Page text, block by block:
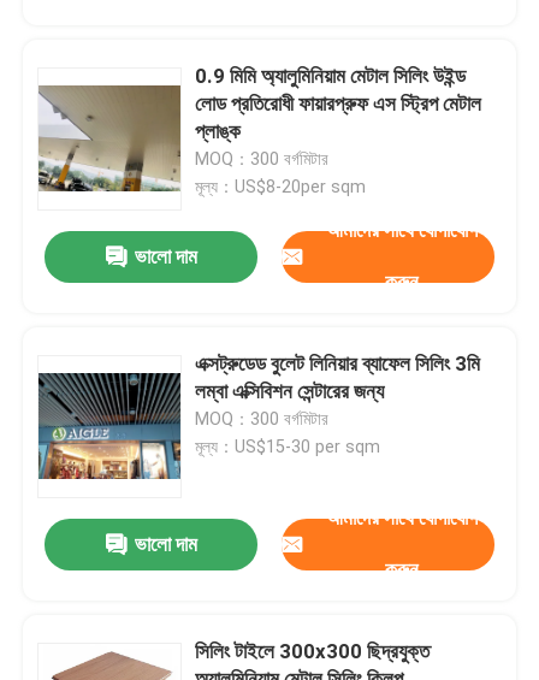
ভিডিও
কারখানা ভ্রমণ
আমাদের সাথে যোগাযোগ করুন
খবর
একটি উদ্ধৃতি অনুরোধ
0.9 মিমি অ্যালুমিনিয়াম মেটাল সিলিং উইন্ড
লোড প্রতিরোধী ফায়ারপ্রুফ এস স্ট্রিপ মেটাল
প্লাঙ্ক
MOQ：300 বর্গমিটার
মূল্য：US$8-20per sqm
ভালো দাম
আমাদের সাথে যোগাযোগ
করুন
এক্সট্রুডেড বুলেট লিনিয়ার ব্যাফেল সিলিং 3মি
লম্বা এক্সিবিশন সেন্টারের জন্য
MOQ：300 বর্গমিটার
মূল্য：US$15-30 per sqm
ভালো দাম
আমাদের সাথে যোগাযোগ
করুন
সিলিং টাইলে 300x300 ছিদ্রযুক্ত